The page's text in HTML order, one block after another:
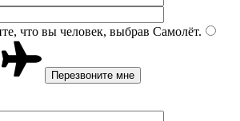
что вы человек, выбрав Самолёт.